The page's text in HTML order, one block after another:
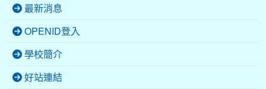
最新消息
OPENID登入
學校簡介
好站連結